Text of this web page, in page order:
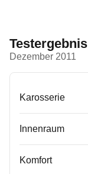
Testergebnis
Dezember 2011
Karosserie
Innenraum
Komfort